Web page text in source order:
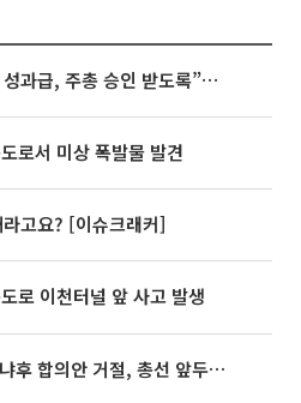
김정관 장관 “반도체 성과급, 주총 승인 받도록”…상법·자본시장법 개정 시사
로서 미상 폭발물 발견
고요? [이슈크래커]
로 이천터널 앞 사고 발생
의안 거절, 총선 앞두고 시간 끌기”